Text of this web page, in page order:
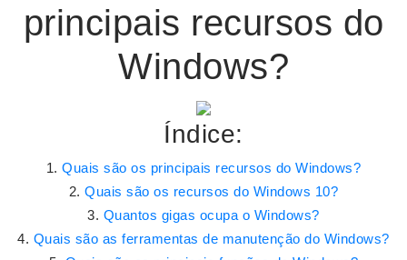
principais recursos do
Windows?
Índice:
Quais são os principais recursos do Windows?
Quais são os recursos do Windows 10?
Quantos gigas ocupa o Windows?
Quais são as ferramentas de manutenção do Windows?